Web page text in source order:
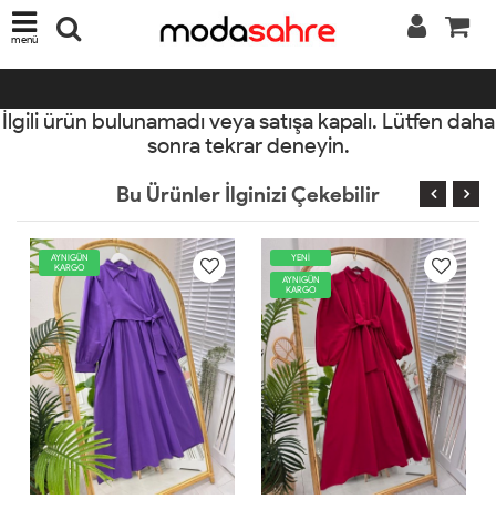
menü
İlgili ürün bulunamadı veya satışa kapalı. Lütfen daha
sonra tekrar deneyin.
Bu Ürünler İlginizi Çekebilir
YENİ
AYNIGÜN
KARGO
AYNIGÜN
KARGO